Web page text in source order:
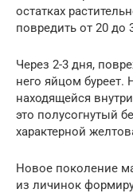
остатках
повредить от 20 до
Через 2-3 дня,
него яйцом
находящейся
это полусогнутый
характерной
Новое поколение
из личинок